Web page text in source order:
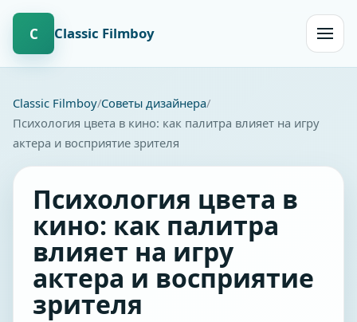
С
Сlassic Filmboy
Сlassic Filmboy Советы дизайнера
Психология цвета в кино: как палитра влияет на игру
актера и восприятие зрителя
Психология цвета в
кино: как палитра
влияет на игру
актера и восприятие
зрителя